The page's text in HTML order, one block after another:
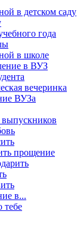
в детском саду
года
в школе
в ВУЗ
вечеринка
ВУЗа
выпускников
прощение
в...
тебе